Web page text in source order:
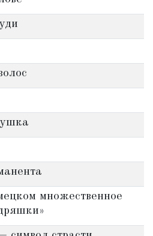
множественное